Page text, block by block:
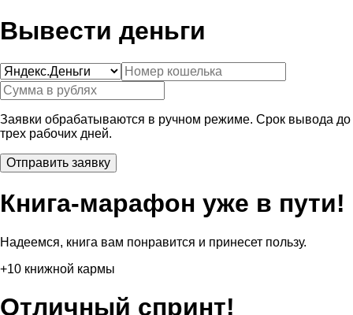
Вывести деньги
Заявки обрабатываются в ручном режиме. Срок вывода до
трех рабочих дней.
Книга-марафон уже в пути!
Надеемся, книга вам понравится и принесет пользу.
+10 книжной кармы
Отличный спринт!